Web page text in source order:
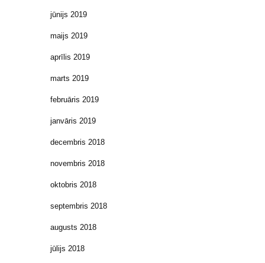
jūnijs 2019
maijs 2019
aprīlis 2019
marts 2019
februāris 2019
janvāris 2019
decembris 2018
novembris 2018
oktobris 2018
septembris 2018
augusts 2018
jūlijs 2018